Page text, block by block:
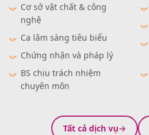
Cơ sở vật chất & công
nghệ
Ca lâm sàng tiêu biểu
Chứng nhận và pháp lý
BS chịu trách nhiệm
chuyên môn
Tất cả dịch vụ